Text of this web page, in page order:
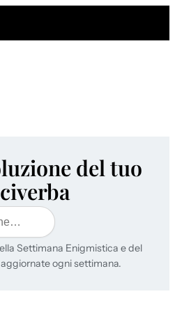
del tuo
Settimana Enigmistica e del
ogni settimana.